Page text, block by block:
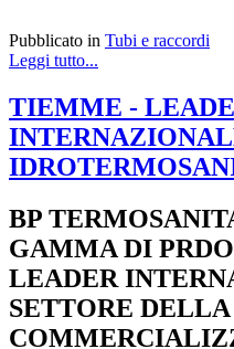
Pubblicato in Tubi e raccordi
Leggi tutto...
TIEMME -
BP
GAMMA DI
LEADER
SETTORE